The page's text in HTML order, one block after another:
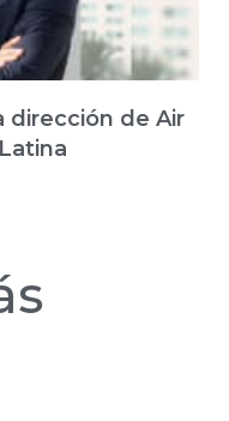
dirección de Air